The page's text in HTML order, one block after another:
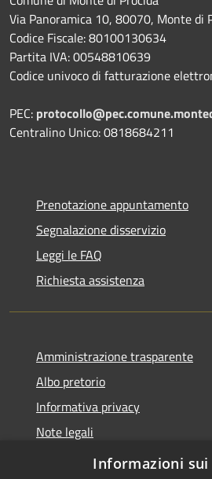
Via Panoramica 10, 80070, Monte di
Codice Fiscale: 80100130634
Partita IVA: 00548810639
Codice univoco di fatturazione
PEC:
Centralino Unico:0818684211
Prenotazione appuntamento
Segnalazione disservizio
Leggi le FAQ
Richiesta assistenza
Amministrazione trasparente
Albo pretorio
Informativa privacy
Note legali
Dichiarazione di accessibilità
Informazioni sui